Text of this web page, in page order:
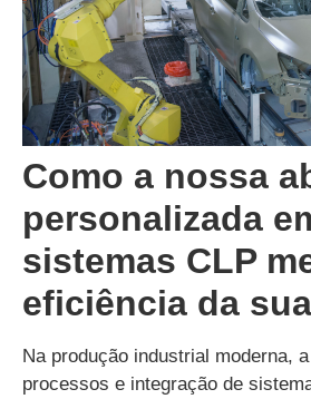
Como a nossa
personalizada
sistemas CLP
eficiência da
Na produção industrial moderna, a
processos e integração de